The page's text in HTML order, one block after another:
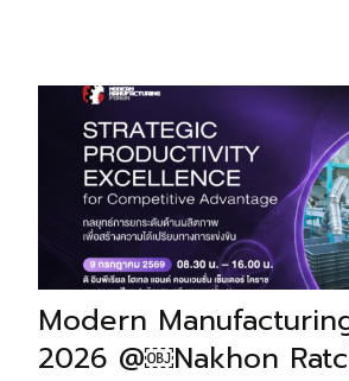
Modern
2026 @￼Nakhon